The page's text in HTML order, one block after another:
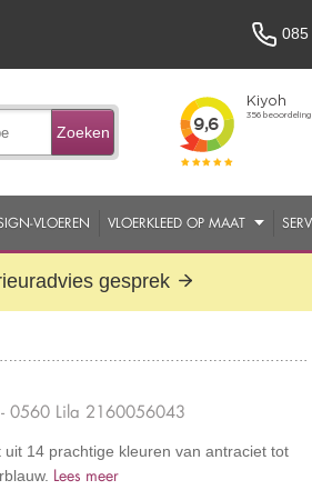
085
Zoeken
VLOEREN VLOERKLEED OP MAAT
gesprek
- 0560 Lila 2160056043
14 prachtige kleuren van antraciet tot
Lees meer